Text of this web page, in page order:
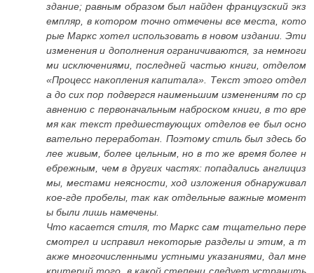
здание; равным образом был найден французский экз
емпляр, в котором точно отмечены все места, кото
рые Маркс хотел использовать в новом издании. Эти
изменения и дополнения ограничиваются, за немноги
ми исключениями, последней частью книги, отделом
«Процесс накопления капитала». Текст этого отдел
а до сих пор подвергся наименьшим изменениям по ср
авнению с первоначальным наброском книги, в то вре
мя как текст предшествующих отделов ее был осно
вательно переработан. Поэтому стиль был здесь бо
лее живым, более цельным, но в то же время более н
ебрежным, чем в других частях: попадались англициз
мы, местами неясности, ход изложения обнаруживал
кое-где пробелы, так как отдельные важные момент
ы были лишь намечены.
Что касается стиля, то Маркс сам тщательно пере
смотрел и исправил некоторые разделы и этим, а т
акже многочисленными устными указаниями, дал мне